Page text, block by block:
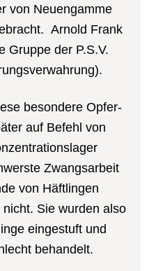
von Neuengamme
Arnold Frank
Gruppe der P.S.V.
besondere Opfer-
auf Befehl von
Zwangsarbeit
von Häftlingen
Sie wurden also
eingestuft und
behandelt.